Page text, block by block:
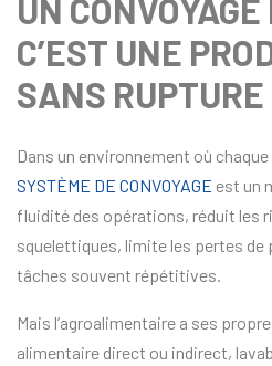
UN
C’EST UNE
SANS RUPTURE
Dans un environnement où
SYSTÈME DE CONVOYAGE est un
fluidité des opérations, réduit les
squelettiques, limite les pertes
tâches souvent répétitives.
Mais l’agroalimentaire a ses
alimentaire direct ou indirect,